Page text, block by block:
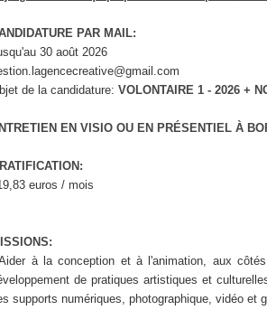
PAR MAIL:
30 août 2026
de la candidature: VOLONTAIRE 1 - 2026 +
EN VISIO OU EN PRÉSENTIEL À
euros / mois
à la conception et à l'animation, aux
de pratiques artistiques et
supports numériques, photographique, vidéo et